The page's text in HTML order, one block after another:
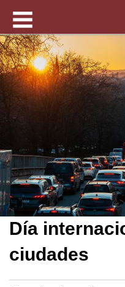
Día
ciudades